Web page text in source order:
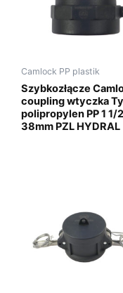
Camlock PP plastik
Szybkozłącze
coupling wtyczka
polipropylen PP 1 1/
38mm PZL HYDRAL